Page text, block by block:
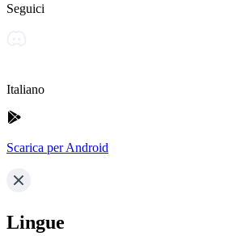
Seguici
Italiano
Scarica per Android
Lingue